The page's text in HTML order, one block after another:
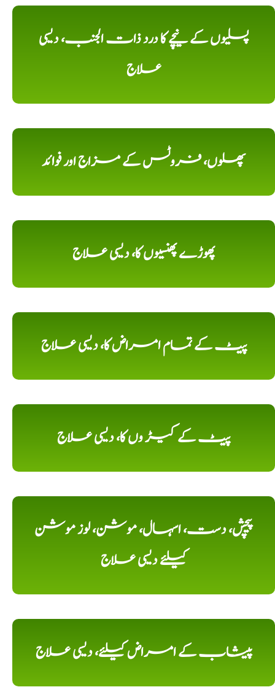
پسلیوں کے نیچے کا درد ذات الجنب، دیسی
علاج
پھلوں، فروٹس کے مزاج اور فوائد
پھوڑے پھنسیوں کا، دیسی علاج
پیٹ کے تمام امراض کا، دیسی علاج
پیٹ کے کیڑ وں کا، دیسی علاج
پیچش، دست، اسہال، موشن، لوز موشن
کیلئے دیسی علاج
پیشاب کے امراض کیلئے، دیسی علاج